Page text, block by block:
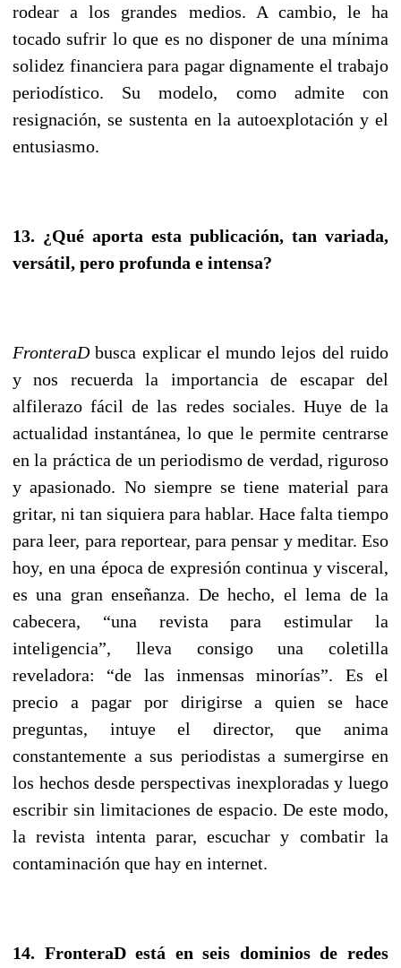
rodear a los grandes medios. A cambio, le ha
tocado sufrir lo que es no disponer de una mínima
solidez financiera para pagar dignamente el trabajo
periodístico. Su modelo, como admite con
resignación, se sustenta en la autoexplotación y el
entusiasmo.
13. ¿Qué aporta esta publicación, tan variada,
versátil, pero profunda e intensa?
FronteraDbusca explicar el mundo lejos del ruido
y nos recuerda la importancia de escapar del
alfilerazo fácil de las redes sociales. Huye de la
actualidad instantánea, lo que le permite centrarse
en la práctica de un periodismo de verdad, riguroso
y apasionado. No siempre se tiene material para
gritar, ni tan siquiera para hablar. Hace falta tiempo
para leer, para reportear, para pensar y meditar. Eso
hoy, en una época de expresión continua y visceral,
es una gran enseñanza. De hecho, el lema de la
cabecera, “una revista para estimular la
inteligencia”, lleva consigo una coletilla
reveladora: “de las inmensas minorías”. Es el
precio a pagar por dirigirse a quien se hace
preguntas, intuye el director, que anima
constantemente a sus periodistas a sumergirse en
los hechos desde perspectivas inexploradas y luego
escribir sin limitaciones de espacio. De este modo,
la revista intenta parar, escuchar y combatir la
contaminación que hay en internet.
14. FronteraD está en seis dominios de redes